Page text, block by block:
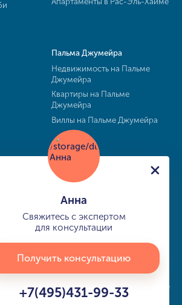
Пальма Джумейра
Недвижимость на Пальме
Джумейра
Квартиры на Пальме
Джумейра
Виллы на Пальме Джумейра
Карта сайта info@buy-dubai.ae
Анна
Свяжитесь с экспертом
для консультации
Получить консультацию
+7(495)431-99-33